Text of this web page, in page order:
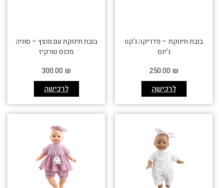
בובת תינוקת – פדריקה ג'קט
ג'ינס
לרכישה
250.00 ₪
בובת תינוקת עם מוצץ – סוניה
מכנס טורקיז
לרכישה
300.00 ₪